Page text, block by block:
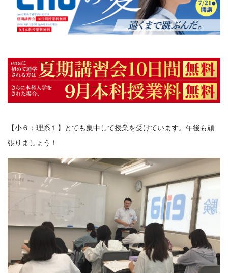
【小６：理系１】とても集中して授業を受けています。午後も頑
張りましょう！